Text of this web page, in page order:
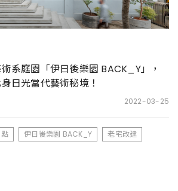
系庭園「伊日後樂園 BACK_Y」，
日光當代藝術秘境！
2022-03-25
伊日後樂園 BACK_Y
老宅改建